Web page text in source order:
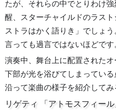
たが、それらの中でとりわけ
醒、スターチャイルドのラス
ストラはかく語りき」でしょ
言っても過言ではないほどです
演奏中、舞台上に配置された
下部が光を浴びてしまってい
沿って楽曲の様子を紹介してみ
リゲティ 「アトモスフィール